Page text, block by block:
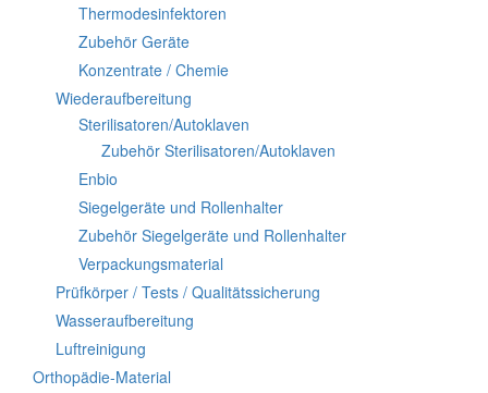
Thermodesinfektoren
Zubehör Geräte
Konzentrate / Chemie
Wiederaufbereitung
Sterilisatoren/Autoklaven
Zubehör Sterilisatoren/Autoklaven
Enbio
Siegelgeräte und Rollenhalter
Zubehör Siegelgeräte und Rollenhalter
Verpackungsmaterial
Prüfkörper / Tests / Qualitätssicherung
Wasseraufbereitung
Luftreinigung
Orthopädie-Material